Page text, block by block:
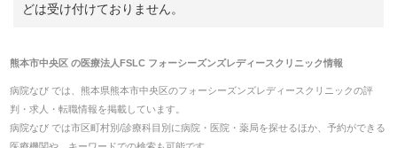
どは受け付けておりません。
熊本市中央区の医療法人FSLC フォーシーズンズレディースクリニック情報
病院なび では、 熊本県熊本市中央区のフォーシーズンズレディースクリニックの評
判・求人・転職情報を掲載しています。
病院なび では市区町村別/診療科目別に病院・医院・薬局を探せるほか、予約ができる